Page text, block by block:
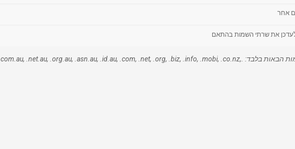
אחר
את שרתי השמות בהתאם
רישום דומיין בחינם מתיחס לסיומות הבאות בלבד: .com.au, .net.au, .org.au, .asn.au, .id.au, .com, .net, .org, .biz, .info, .mobi, .co.nz,